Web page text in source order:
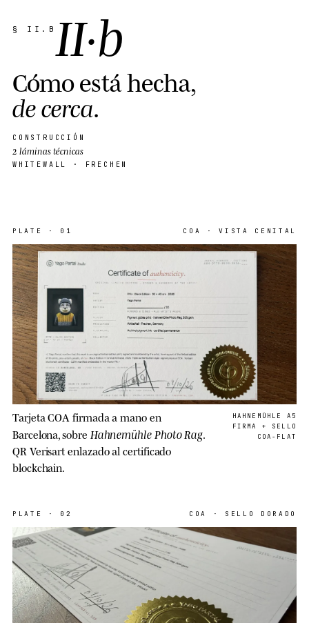
§ II.B II·b
Cómoestáhecha,
decerca.
CONSTRUCCIÓN
2 láminas técnicas
WHITEWALL · FRECHEN
PLATE · 01 COA · VISTA CENITAL
Tarjeta COA firmada a mano en
Barcelona, sobre Hahnemühle Photo Rag
QR Verisart enlazado al certificado
blockchain.
HAHNEMÜHLE A5
FIRMA + SELLO
COA-FLAT
PLATE · 02 COA · SELLO DORADO